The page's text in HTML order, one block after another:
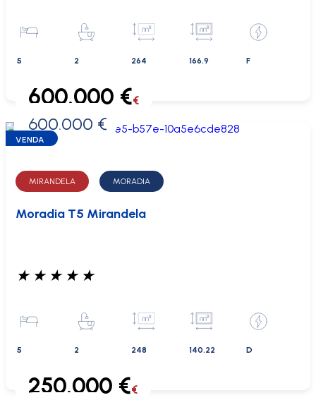
5 2 264 166.9 F
0 €
600.000 €€
600.000 €
VENDA
MIRANDELA MORADIA
Moradia T5 Mirandela
★ ★ ★ ★ ★
5 2 248 140.22 D
250.000 €€